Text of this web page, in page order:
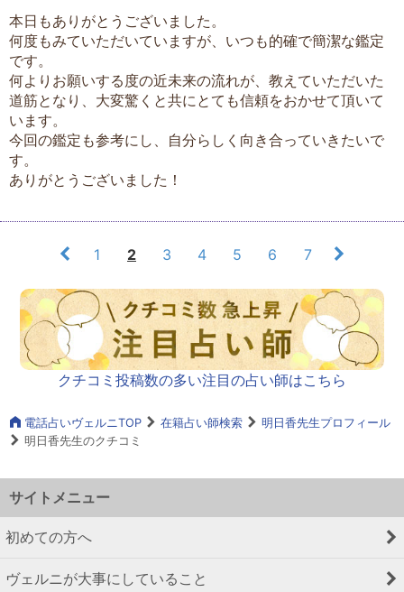
本日もありがとうございました。
何度もみていただいていますが、いつも的確で簡潔な鑑定
です。
何よりお願いする度の近未来の流れが、教えていただいた
道筋となり、大変驚くと共にとても信頼をおかせて頂いて
います。
今回の鑑定も参考にし、自分らしく向き合っていきたいで
す。
ありがとうございました！
1 2 3 4 5 6 7
クチコミ投稿数の多い注目の占い師はこちら
電話占いヴェルニTOP 在籍占い師検索
明日香先生プロフィール
明日香先生のクチコミ
サイトメニュー
初めての方へ
ヴェルニが大事にしていること